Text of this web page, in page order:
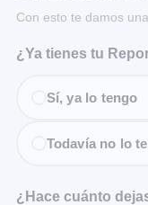
Con esto te damos
¿Ya tienes tu
Sí, ya lo tengo
Todavía no lo
¿Hace cuánto